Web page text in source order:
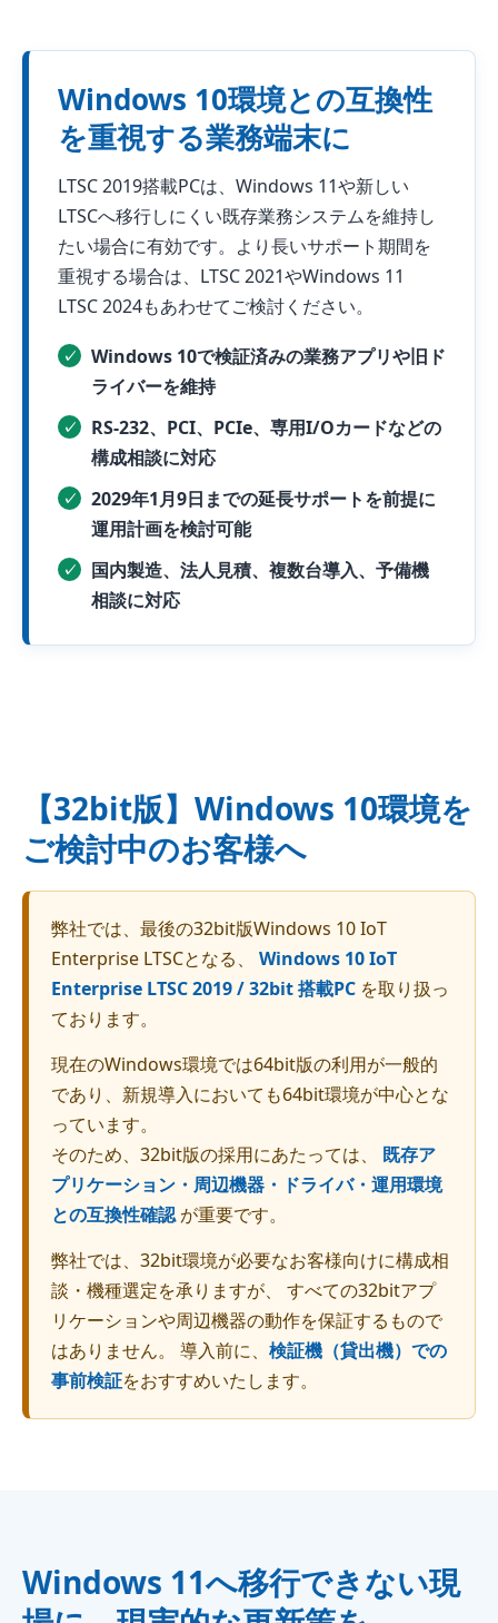
Windows 10環境との互換性
を重視する業務端末に
LTSC 2019搭載PCは、Windows 11や新しい
LTSCへ移行しにくい既存業務システムを維持し
たい場合に有効です。より長いサポート期間を
重視する場合は、LTSC 2021やWindows 11
LTSC 2024もあわせてご検討ください。
Windows 10で検証済みの業務アプリや旧ド
ライバーを維持
RS-232、PCI、PCIe、専用I/Oカードなどの
構成相談に対応
2029年1月9日までの延長サポートを前提に
運用計画を検討可能
国内製造、法人見積、複数台導入、予備機
相談に対応
【32bit版】Windows 10環境を
ご検討中のお客様へ
弊社では、最後の32bit版Windows 10 IoT
Enterprise LTSCとなる、 Windows 10 IoT
Enterprise LTSC 2019 / 32bit 搭載PC を取り扱っ
ております。
現在のWindows環境では64bit版の利用が一般的
であり、新規導入においても64bit環境が中心とな
っています。
そのため、32bit版の採用にあたっては、 既存ア
プリケーション・周辺機器・ドライバ・運用環境
との互換性確認が重要です。
弊社では、32bit環境が必要なお客様向けに構成相
談・機種選定を承りますが、 すべての32bitアプ
リケーションや周辺機器の動作を保証するもので
はありません。 導入前に、 検証機（貸出機）での
事前検証をおすすめいたします。
Windows 11へ移行できない現